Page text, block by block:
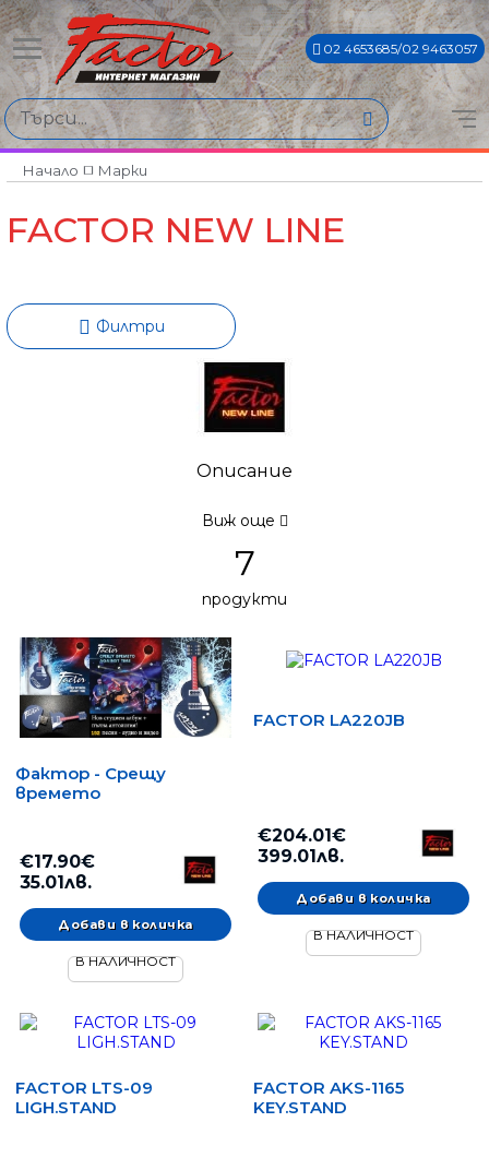
02 4653685/02 9463057
Намери продукти по
Цена
€12€ - €205€
Начало Марки
FACTOR NEW LINE
Филтри
Описание
Виж още
7
продукти
Фактор - Срещу
времето
€17.90€
35.01лв.
В НАЛИЧНОСТ
FACTOR LA220JB
€204.01€
399.01лв.
В НАЛИЧНОСТ
FACTOR LTS-09
LIGH.STAND
FACTOR AKS-1165
KEY.STAND